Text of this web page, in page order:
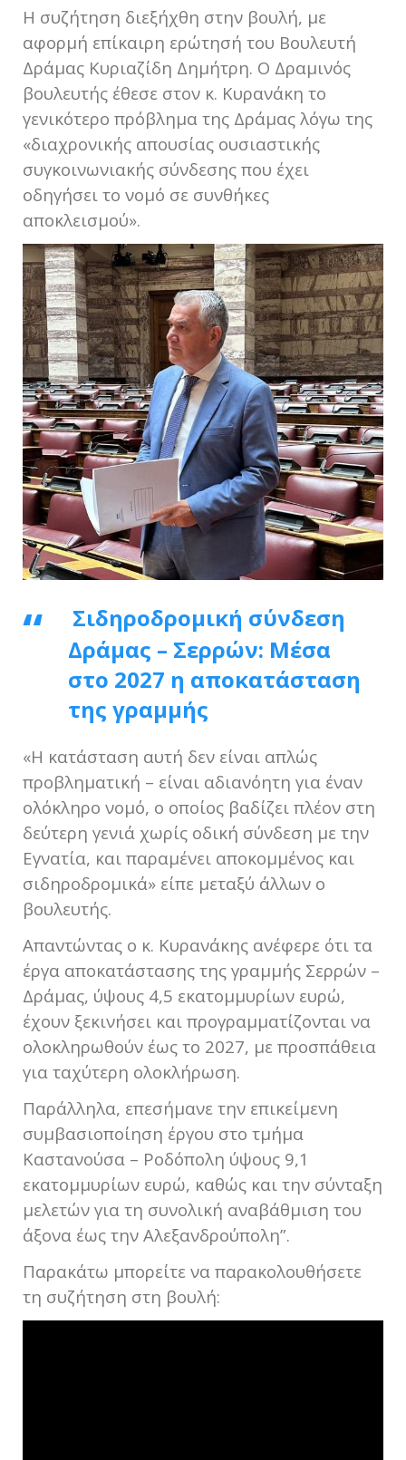
Η συζήτηση διεξήχθη στην βουλή, με
αφορμή επίκαιρη ερώτησή του Βουλευτή
Δράμας Κυριαζίδη Δημήτρη. Ο Δραμινός
βουλευτής έθεσε στον κ. Κυρανάκη το
γενικότερο πρόβλημα της Δράμας λόγω της
«διαχρονικής απουσίας ουσιαστικής
συγκοινωνιακής σύνδεσης που έχει
οδηγήσει το νομό σε συνθήκες
αποκλεισμού».
Σιδηροδρομική σύνδεση
Δράμας – Σερρών: Μέσα
στο 2027 η αποκατάσταση
της γραμμής
«Η κατάσταση αυτή δεν είναι απλώς
προβληματική – είναι αδιανόητη για έναν
ολόκληρο νομό, ο οποίος βαδίζει πλέον στη
δεύτερη γενιά χωρίς οδική σύνδεση με την
Εγνατία, και παραμένει αποκομμένος και
σιδηροδρομικά» είπε μεταξύ άλλων ο
βουλευτής.
Απαντώντας ο κ. Κυρανάκης ανέφερε ότι τα
έργα αποκατάστασης της γραμμής Σερρών –
Δράμας, ύψους 4,5 εκατομμυρίων ευρώ,
έχουν ξεκινήσει και προγραμματίζονται να
ολοκληρωθούν έως το 2027, με προσπάθεια
για ταχύτερη ολοκλήρωση.
Παράλληλα, επεσήμανε την επικείμενη
συμβασιοποίηση έργου στο τμήμα
Καστανούσα – Ροδόπολη ύψους 9,1
εκατομμυρίων ευρώ, καθώς και την σύνταξη
μελετών για τη συνολική αναβάθμιση του
άξονα έως την Αλεξανδρούπολη”.
Παρακάτω μπορείτε να παρακολουθήσετε
τη συζήτηση στη βουλή: